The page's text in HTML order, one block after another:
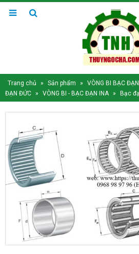
Trang chủ » Sản phẩm » VÒNG BI BẠC ĐẠN
ĐẠN ĐỨC » VÒNG BI - BẠC ĐẠN INA » Bạc